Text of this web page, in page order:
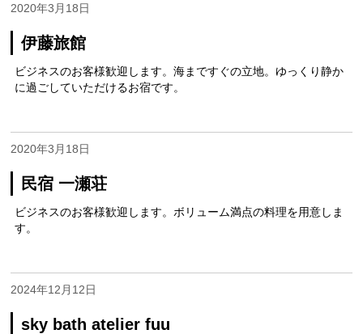
伊藤旅館
2020年3月18日
ビジネスのお客様歓迎します。海まですぐの立地。ゆっくり静か
に過ごしていただけるお宿です。
民宿 一瀬荘
2020年3月18日
ビジネスのお客様歓迎します。ボリューム満点の料理を用意しま
す。
sky bath atelier fuu
2024年12月12日